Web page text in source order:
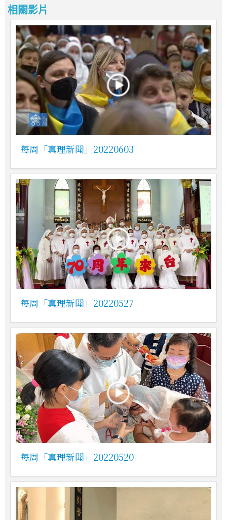
相關影片
每周「真理新聞」20220603
每周「真理新聞」20220527
每周「真理新聞」20220520